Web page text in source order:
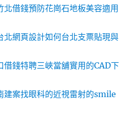
北借錢預防花崗石地板美容適用
北網頁設計如何台北支票貼現與
借錢特聘三峽當舖實用的CAD下
建案找眼科的近視雷射的smile